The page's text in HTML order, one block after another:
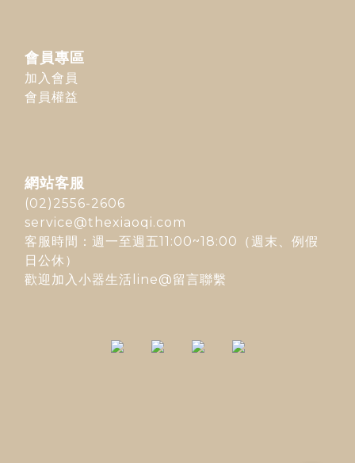
會員專區
加入會員
會員權益
網站客服
(02)2556-2606
service@thexiaoqi.com
客服時間：週一至週五11:00~18:00（週末、例假
日公休）
歡迎加入 小器生活line@留言聯繫